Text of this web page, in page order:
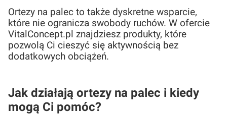
Ortezy na palec to także dyskretne wsparcie,
które nie ogranicza swobody ruchów. W ofercie
VitalConcept.pl znajdziesz produkty, które
pozwolą Ci cieszyć się aktywnością bez
dodatkowych obciążeń.
Jak działają ortezy na palec i kiedy
mogą Ci pomóc?